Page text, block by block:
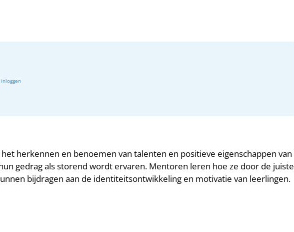
herkennen en benoemen van talenten en positieve eigenschappen van
gedrag als storend wordt ervaren. Mentoren leren hoe ze door de juiste
bijdragen aan de identiteitsontwikkeling en motivatie van leerlingen.